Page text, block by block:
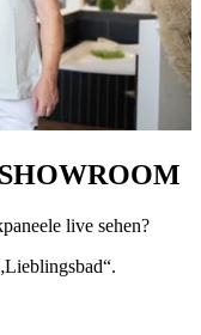
live sehen?